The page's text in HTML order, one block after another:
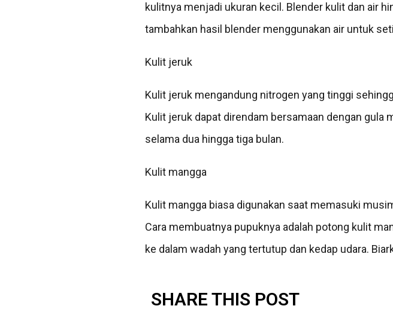
kulitnya menjadi ukuran kecil. Blender kulit dan air
tambahkan hasil blender menggunakan air untuk
Kulit jeruk
Kulit jeruk mengandung nitrogen yang tinggi
Kulit jeruk dapat direndam bersamaan dengan gula
selama dua hingga tiga bulan.
Kulit mangga
Kulit mangga biasa digunakan saat memasuki
Cara membuatnya pupuknya adalah potong kulit
ke dalam wadah yang tertutup dan kedap udara.
SHARE THIS POST